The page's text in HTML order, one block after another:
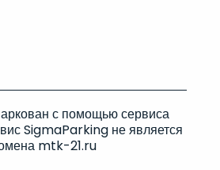
с помощью сервиса
SigmaParking не является
mtk-21.ru